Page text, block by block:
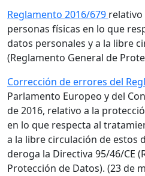
Reglamento 2016/679 relativo
personas físicas en lo que
datos personales y a la libre
(Reglamento General de
Corrección de errores del
Parlamento Europeo y del
de 2016, relativo a la
en lo que respecta al
a la libre circulación de estos
deroga la Directiva 95/46/CE
Protección de Datos). (23 de